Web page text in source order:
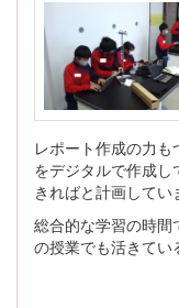
レポート作成の力も
をデジタルで作成
きればと計画してい
総合的な学習の時間
の授業でも活きてい